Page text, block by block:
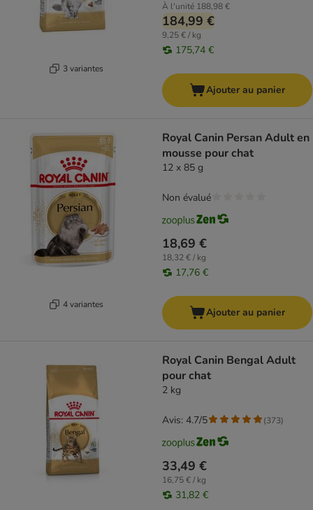
3 variantes
À l'unité 188,98 €
184,99 €
9,25 € / kg
175,74 €
Ajouter au panier
4 variantes
Royal Canin Persan Adult en
mousse pour chat
12 x 85 g
18,69 €
18,32 € / kg
17,76 €
Non évalué
Ajouter au panier
Royal Canin Bengal Adult
pour chat
2 kg
33,49 €
16,75 € / kg
31,82 €
Avis: 4.7/5 (373)